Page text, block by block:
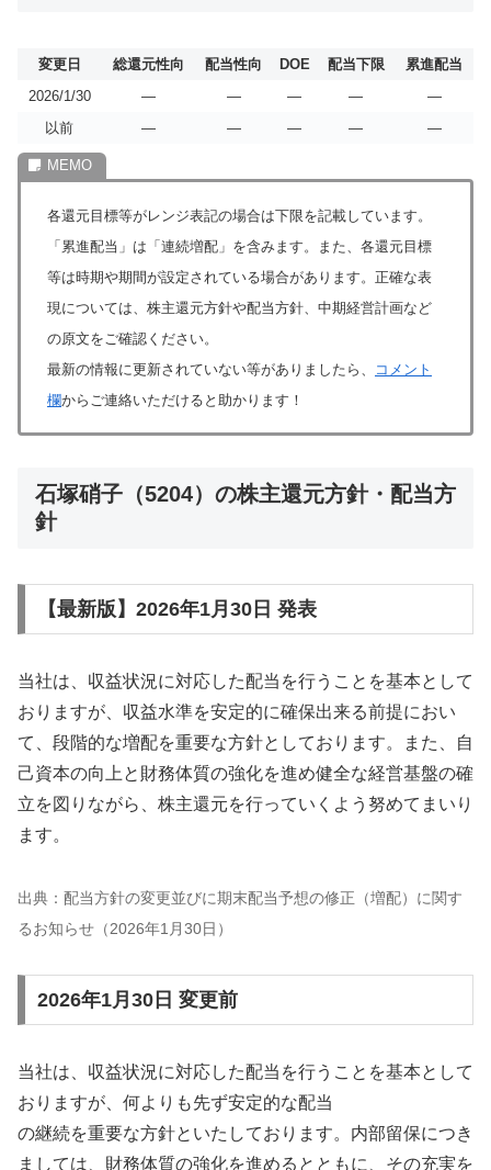
変更日 総還元性向 配当性向 DOE 配当下限
累進配当
2026/1/30
― ― ― ―
―
以前
― ― ― ― ―
各還元目標等がレンジ表記の場合は下限を記載しています。
「累進配当」は「連続増配」を含みます。また、各還元目標
等は時期や期間が設定されている場合があります。正確な表
現については、株主還元方針や配当方針、中期経営計画など
の原文をご確認ください。
最新の情報に更新されていない等がありましたら、
コメント
欄からご連絡いただけると助かります！
石塚硝子（5204）の株主還元方針・配当方
針
【最新版】2026年1月30日 発表
当社は、収益状況に対応した配当を行うことを基本として
おりますが、収益水準を安定的に確保出来る前提におい
て、段階的な増配を重要な方針としております。また、自
己資本の向上と財務体質の強化を進め健全な経営基盤の確
立を図りながら、株主還元を行っていくよう努めてまいり
ます。
出典：配当方針の変更並びに期末配当予想の修正（増配）に関す
るお知らせ（2026年1月30日）
2026年1月30日 変更前
当社は、収益状況に対応した配当を行うことを基本として
おりますが、何よりも先ず安定的な配当
の継続を重要な方針といたしております。内部留保につき
ましては、財務体質の強化を進めるとともに、その充実を